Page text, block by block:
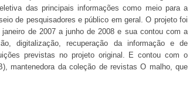
das principais informações como meio para a
de pesquisadores e público em geral. O projeto foi
de 2007 a junho de 2008 e sua contou com a
digitalização, recuperação da informação e de
previstas no projeto original. E contou com o
mantenedora da coleção de revistas O malho, que